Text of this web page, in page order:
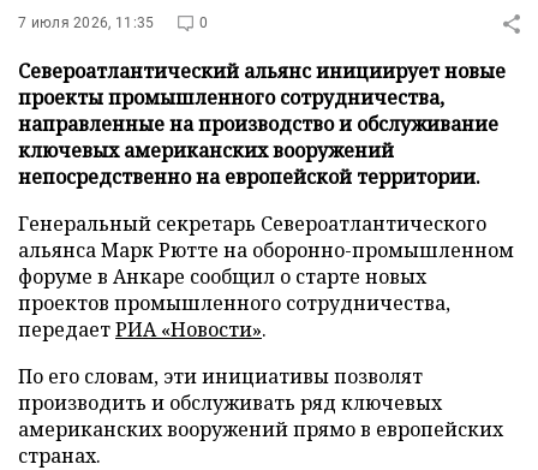
7 июля 2026, 11:35 0
Североатлантический альянс инициирует новые
проекты промышленного сотрудничества,
направленные на производство и обслуживание
ключевых американских вооружений
непосредственно на европейской территории.
Генеральный секретарь Североатлантического
альянса Марк Рютте на оборонно-промышленном
форуме в Анкаре сообщил о старте новых
проектов промышленного сотрудничества,
передаетРИА «Новости».
По его словам, эти инициативы позволят
производить и обслуживать ряд ключевых
американских вооружений прямо в европейских
странах.